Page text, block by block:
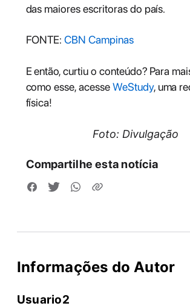
das maiores escritoras do país.
FONTE:CBN Campinas
E então, curtiu o conteúdo? Para
como esse, acesseWeStudy, uma
física!
Foto: Divulgação
Compartilhe esta notícia
Informações do Autor
Usuario2